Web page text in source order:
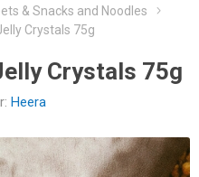
& Snacks and Noodles
Crystals 75g
Crystals 75g
Heera